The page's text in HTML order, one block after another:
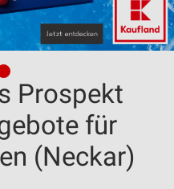
Prospekt
für
(Neckar)